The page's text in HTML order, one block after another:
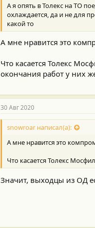
А я опять в Толекс на ТО
охлаждается, да и не для
какой то
А мне нравится это
Что касается Толекс
окончания работ у них
30 Авг 2020
snowroar написал(а):
А мне нравится это
Что касается Толекс
Значит, выходцы из ОД